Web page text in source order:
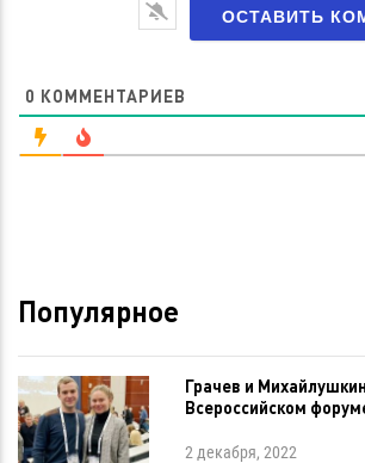
0 КОММЕНТАРИЕВ
Популярное
Грачев и
Всероссийском
2 декабря, 2022